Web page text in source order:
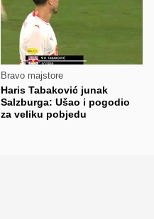
Bravo majstore
Haris Tabaković junak
Salzburga: Ušao i pogodio
za veliku pobjedu